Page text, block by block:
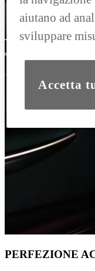
PERFEZIONE
aiutano ad
sviluppare
Accetta